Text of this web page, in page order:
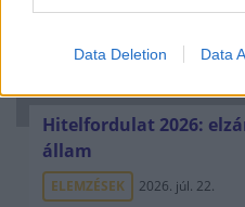
Data Deletion Data
Hitelfordulat 2026:
állam
ELEMZÉSEK 2026. júl. 22.